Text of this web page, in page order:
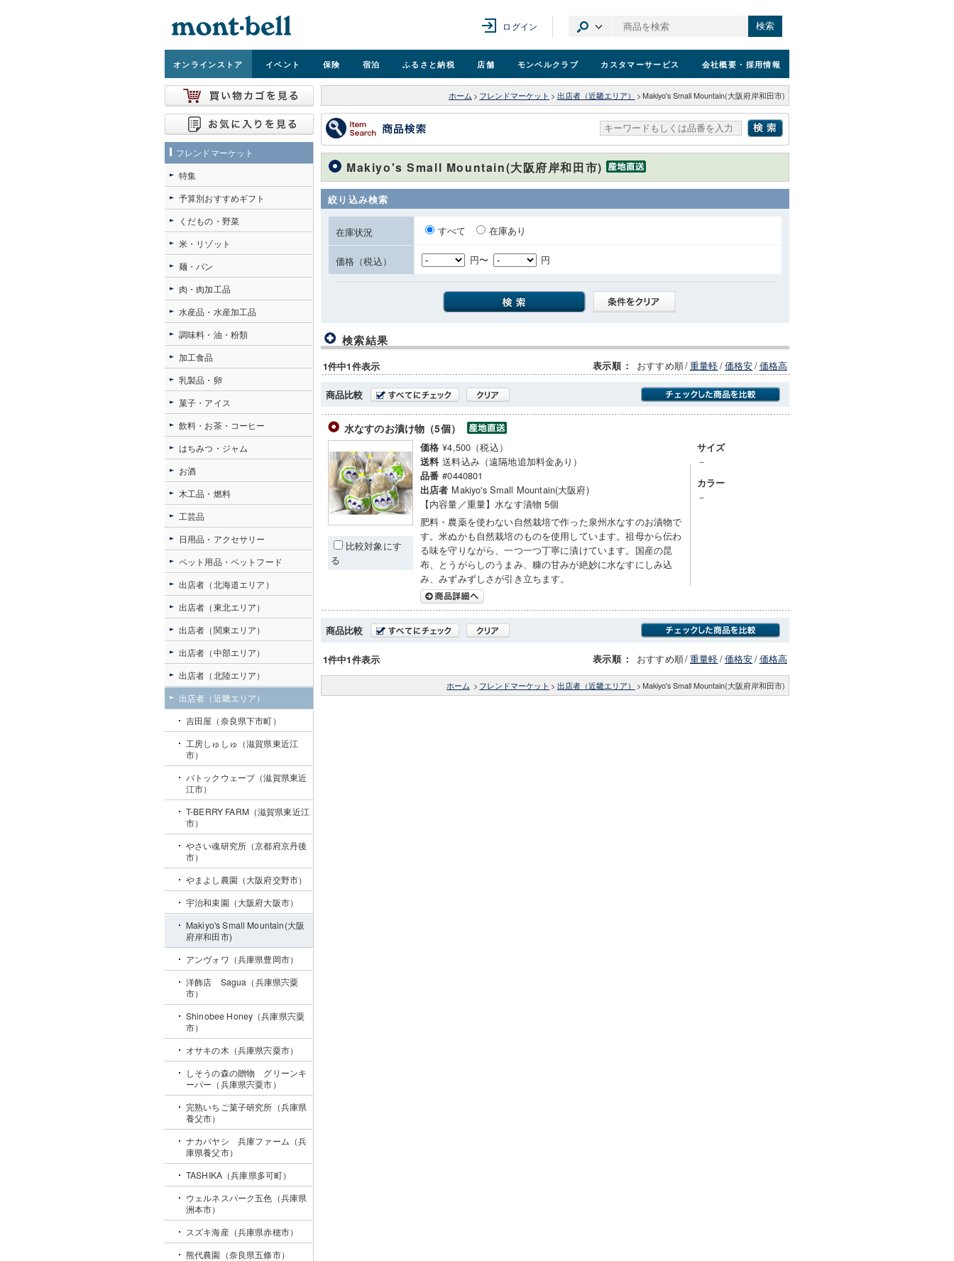
ログイン 検索
オンラインストア イベント 保険 宿泊 ふるさと納税 店舗 モンベルクラブ カスタマーサービス 会社概要 ・採用情報
ホーム > フレンドマーケット > 出店者（近畿エリア） > Makiyo's Small Mountain(大阪府岸和田市)
Makiyo's Small Mountain(大阪府岸和田市)
絞り込み検索
在庫状況 すべて 在庫あり
価格（税込） 円〜 円
検索結果
1件中1件表示 表示順 ： おすすめ順/重量軽/価格安/価格高
商品比較
水なすのお漬け物（5個）
比較対象にす
る
価格 ¥4,500（税込）
送料 送料込み（遠隔地追加料金あり）
品番 #0440801
出店者 Makiyo's Small Mountain(大阪府)
【内容量／重量】水なす漬物 5個
肥料・農薬を使わない自然栽培で作った泉州水なすのお漬物で
す。米ぬかも自然栽培のものを使用しています。祖母から伝わ
る味を守りながら、一つ一つ丁寧に漬けています。国産の昆
布、とうがらしのうまみ、糠の甘みが絶妙に水なすにしみ込
み、みずみずしさが引き立ちます。
サイズ
－
カラー
－
商品比較
1件中1件表示 表示順 ： おすすめ順/重量軽/価格安/価格高
ホーム > フレンドマーケット > 出店者（近畿エリア） > Makiyo's Small Mountain(大阪府岸和田市)
フレンドマーケット
特集
予算別おすすめギフト
くだもの・野菜
米・リゾット
麺・パン
肉・肉加工品
水産品・水産加工品
調味料・油・粉類
加工食品
乳製品・卵
菓子・アイス
飲料・お茶・コーヒー
はちみつ・ジャム
お酒
木工品・燃料
工芸品
日用品・アクセサリー
ペット用品・ペットフード
出店者（北海道エリア）
出店者（東北エリア）
出店者（関東エリア）
出店者（中部エリア）
出店者（北陸エリア）
出店者（近畿エリア）
吉田屋（奈良県下市町）
工房しゅしゅ（滋賀県東近江
市）
バトックウェーブ（滋賀県東近
江市）
T-BERRY FARM（滋賀県東近江
市）
やさい魂研究所（京都府京丹後
市）
やまよし農園（大阪府交野市）
宇治和束園（大阪府大阪市）
Makiyo's Small Mountain(大阪
府岸和田市)
アンヴォワ（兵庫県豊岡市）
洋飾店 Sagua（兵庫県宍粟
市）
Shinobee Honey（兵庫県宍粟
市）
オサキの木（兵庫県宍粟市）
しそうの森の贈物 グリーンキ
ーパー（兵庫県宍粟市）
完熟いちご菓子研究所（兵庫県
養父市）
ナカバヤシ 兵庫ファーム（兵
庫県養父市）
TASHIKA（兵庫県多可町）
ウェルネスパーク五色（兵庫県
洲本市）
スズキ海産（兵庫県赤穂市）
熊代農園（奈良県五條市）